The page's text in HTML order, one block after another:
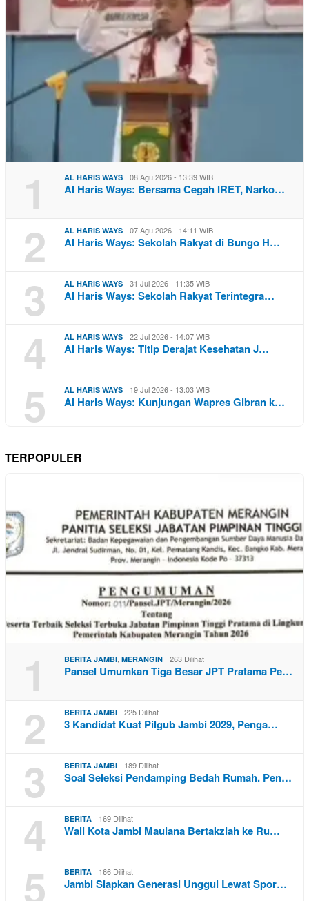
1 AL HARIS WAYS 08 Agu 2026 - 13:39 WIB
Al Haris Ways: Bersama Cegah IRET, Narko…
2 AL HARIS WAYS 07 Agu 2026 - 14:11 WIB
Al Haris Ways: Sekolah Rakyat di Bungo H…
3 AL HARIS WAYS 31 Jul 2026 - 11:35 WIB
Al Haris Ways: Sekolah Rakyat Terintegra…
4 AL HARIS WAYS 22 Jul 2026 - 14:07 WIB
Al Haris Ways: Titip Derajat Kesehatan J…
5 AL HARIS WAYS 19 Jul 2026 - 13:03 WIB
Al Haris Ways: Kunjungan Wapres Gibran k…
TERPOPULER
1 BERITA JAMBI, MERANGIN 263 Dilihat
Pansel Umumkan Tiga Besar JPT Pratama Pe…
2 BERITA JAMBI 225 Dilihat
3 Kandidat Kuat Pilgub Jambi 2029, Penga…
3 BERITA JAMBI 189 Dilihat
Soal Seleksi Pendamping Bedah Rumah. Pen…
4 BERITA 169 Dilihat
Wali Kota Jambi Maulana Bertakziah ke Ru…
5 BERITA 166 Dilihat
Jambi Siapkan Generasi Unggul Lewat Spor…